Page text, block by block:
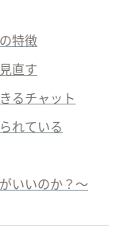
特徴
直す
るチャット
れている
いいのか？〜